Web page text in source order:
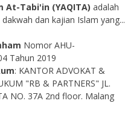
At-Tabi'in (YAQITA) adalah
dan kajian Islam yang...
Nomor AHU-
Tahun 2019
: KANTOR ADVOKAT &
"RB & PARTNERS" JL.
NO. 37A 2nd floor. Malang